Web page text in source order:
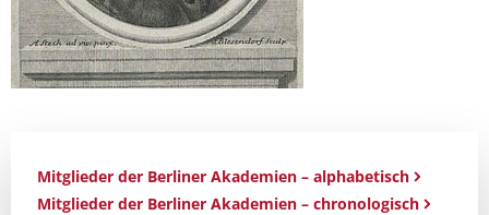
Mitglieder der Berliner Akademien – alphabetisch
Mitglieder der Berliner Akademien – chronologisch